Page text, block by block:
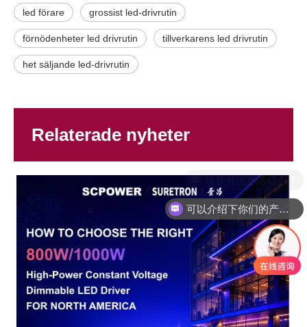
led förare grossist led-drivrutin
förnödenheter led drivrutin tillverkarens led drivrutin
het säljande led-drivrutin
Relaterade nyheter
可以介绍下你们的产品么？